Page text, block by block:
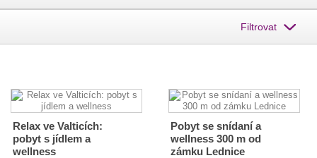
Filtrovat
Relax ve Valticích:
pobyt s jídlem a
wellness
Pobyt se snídaní a
wellness 300 m od
zámku Lednice